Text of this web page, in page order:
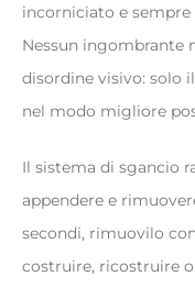
incorniciato e sempre
Nessun ingombrante
disordine visivo: solo
nel modo migliore
Il sistema di sgancio
appendere e
secondi, rimuovilo
costruire, ricostruire